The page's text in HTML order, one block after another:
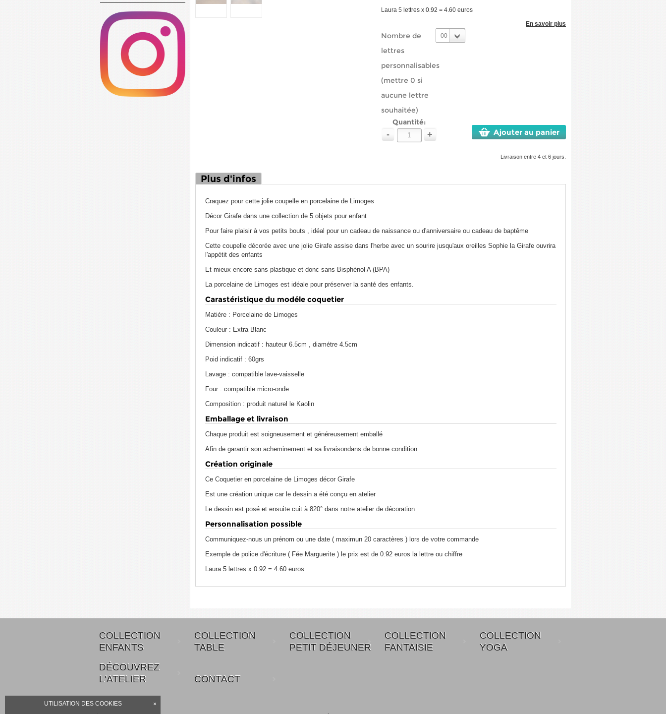
UTILISATION DES COOKIES ×
Laura 5 lettres x 0.92 = 4.60 euros
En savoir plus
Nombre de
lettres
personnalisables
(mettre 0 si
aucune lettre
souhaitée)
00
Quantité:
- + Ajouter au panier
Livraison entre 4 et 6 jours.
Plus d'infos
Craquez pour cette jolie coupelle en porcelaine de Limoges
Décor Girafe dans une collection de 5 objets pour enfant
Pour faire plaisir à vos petits bouts , idéal pour un cadeau de naissance ou d'anniversaire ou cadeau de baptême
Cette coupelle décorée avec une jolie Girafe assise dans l'herbe avec un sourire jusqu'aux oreilles Sophie la Girafe ouvrira
l'appétit des enfants
Et mieux encore sans plastique et donc sans Bisphénol A (BPA)
La porcelaine de Limoges est idéale pour préserver la santé des enfants.
Carastéristique du modéle coquetier
Matiére : Porcelaine de Limoges
Couleur : Extra Blanc
Dimension indicatif : hauteur 6.5cm , diamétre 4.5cm
Poid indicatif : 60grs
Lavage : compatible lave-vaisselle
Four : compatible micro-onde
Composition : produit naturel le Kaolin
Emballage et livraison
Chaque produit est soigneusement et généreusement emballé
Afin de garantir son acheminement et sa livraisondans de bonne condition
Création originale
Ce Coquetier en porcelaine de Limoges décor Girafe
Est une création unique car le dessin a été conçu en atelier
Le dessin est posé et ensuite cuit à 820° dans notre atelier de décoration
Personnalisation possible
Communiquez-nous un prénom ou une date ( maximun 20 caractères ) lors de votre commande
Exemple de police d'écriture ( Fée Marguerite ) le prix est de 0.92 euros la lettre ou chiffre
Laura 5 lettres x 0.92 = 4.60 euros
COLLECTION
ENFANTS
COLLECTION
TABLE
COLLECTION
PETIT DÉJEUNER
COLLECTION
FANTAISIE
COLLECTION
YOGA
DÉCOUVREZ
L'ATELIER
CONTACT